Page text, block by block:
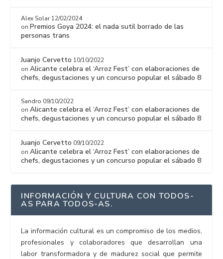
Alex Solar 12/02/2024
on Premios Goya 2024: el nada sutil borrado de las
personas trans
Juanjo Cervetto 10/10/2022
onAlicante celebra el ‘Arroz Fest’ con elaboraciones de
chefs, degustaciones y un concurso popular el sábado 8
Sandro 09/10/2022
onAlicante celebra el ‘Arroz Fest’ con elaboraciones de
chefs, degustaciones y un concurso popular el sábado 8
Juanjo Cervetto 09/10/2022
onAlicante celebra el ‘Arroz Fest’ con elaboraciones de
chefs, degustaciones y un concurso popular el sábado 8
INFORMACIÓN Y CULTURA CON TODOS-
AS PARA TODOS-AS.
La información cultural es un compromiso de los medios,
profesionales y colaboradores que desarrollan una
labor transformadora y de madurez social que permite